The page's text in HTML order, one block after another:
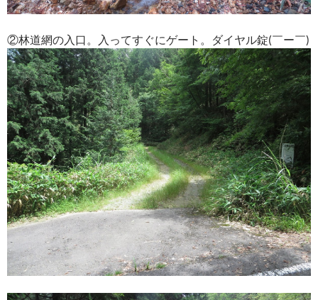
②林道網の入口。入ってすぐにゲート。ダイヤル錠(￣ー￣)